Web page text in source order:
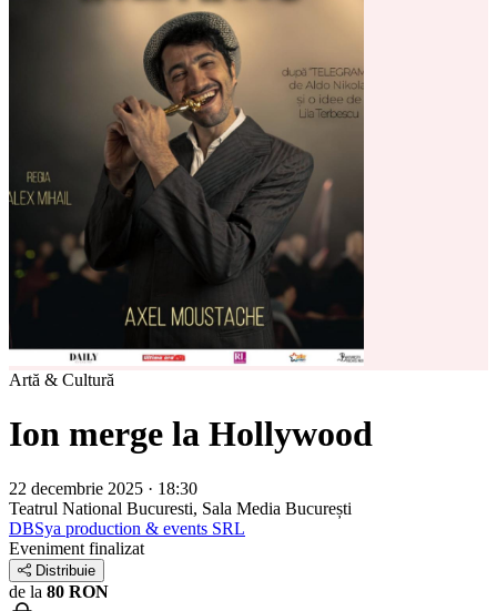
Artă & Cultură
Ion merge la Hollywood
22 decembrie 2025 · 18:30
Teatrul National Bucuresti, Sala Media București
DBSya production & events SRL
Eveniment finalizat
Distribuie
de la 80 RON